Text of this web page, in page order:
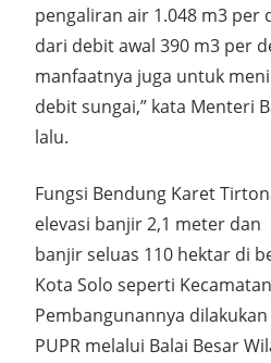
pengaliran air 1.048 m3 per
dari debit awal 390 m3 per
manfaatnya juga untuk
debit sungai,” kata Menteri
lalu.
Fungsi Bendung Karet
elevasi banjir 2,1 meter
banjir seluas 110 hektar di
Kota Solo seperti
Pembangunannya
PUPR melalui Balai Besar